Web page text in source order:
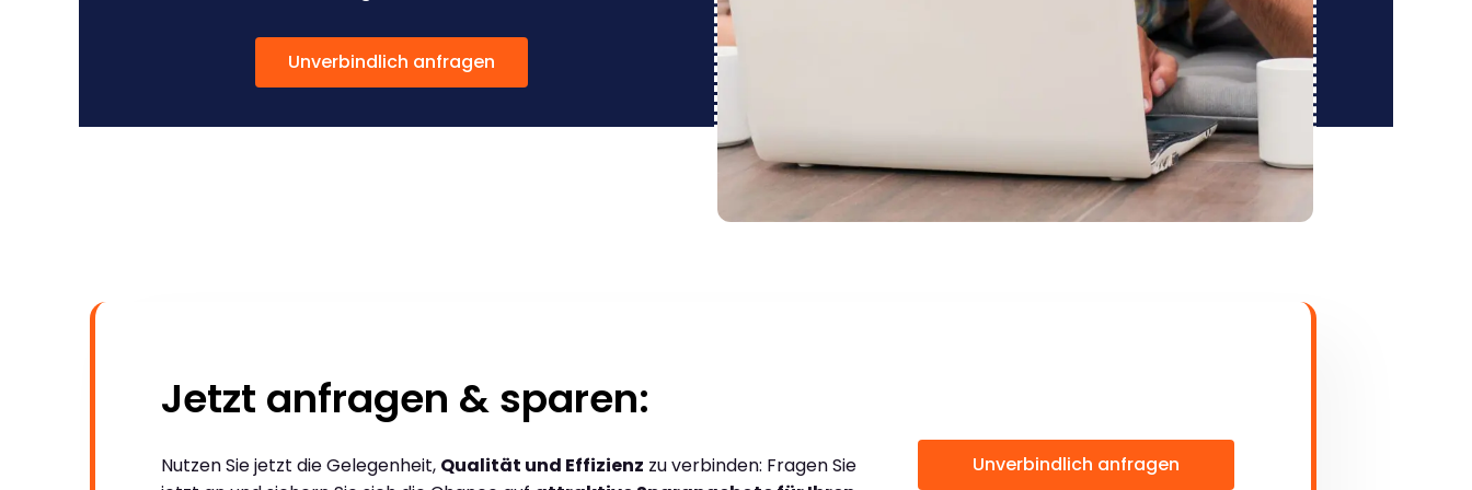
Unverbindlich anfragen
Jetzt anfragen & sparen:
Nutzen Sie jetzt die Gelegenheit, Qualität und Effizienz zu verbinden: Fragen Sie
Unverbindlich anfragen